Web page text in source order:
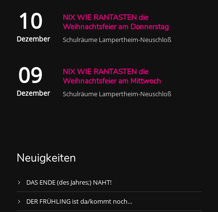
10
Dezember
NIX WIE RANTASTEN die
Weihnachtsfeier am Donnerstag
Schulräume Lampertheim-Neuschloß
09
Dezember
NIX WIE RANTASTEN die
Weihnachtsfeier am Mittwoch
Schulräume Lampertheim-Neuschloß
Neuigkeiten
DAS ENDE (des Jahres;) NAHT!
DER FRÜHLING ist da/kommt noch…